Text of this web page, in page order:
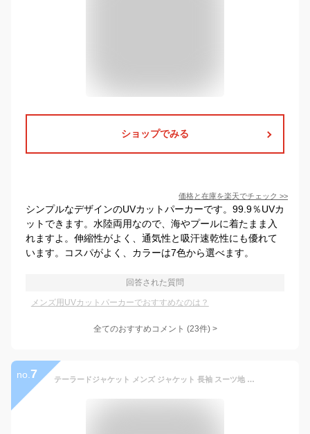
ショップでみる
価格と在庫を楽天でチェック >>
シンプルなデザインのUVカットパーカーです。99.9％UVカ
ットできます。水陸両用なので、海やプールに着たまま入
れますよ。伸縮性がよく、通気性と吸汗速乾性にも優れて
います。コスパがよく、カラーは7色から選べます。
回答された質問
メンズ用UVカットパーカーでおすすめなのは？
全てのおすすめコメント (23件) >
no. 7 テーラードジャケット メンズ ジャケット 長袖 スーツ地 無地 スーツ オフィスカジュアル リモートテレワーク オンオフ 春 春服 秋 秋服 メンズファッション 送料無料